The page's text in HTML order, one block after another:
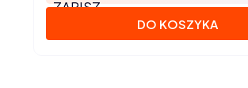
ZAPISZ
DO KOSZYKA